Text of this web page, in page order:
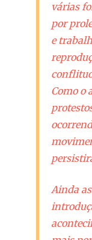
várias
por
e
Como o
Ainda